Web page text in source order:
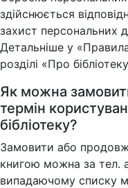
здійснюється
захист персональних
Детальніше у
розділі «Про
Як можна
термін
бібліотеку?
Замовити або
книгою можна за тел.
випадаючому списку